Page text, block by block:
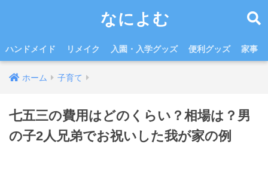
なによむ
ハンドメイド リメイク 入園・入学グッズ 便利グッズ 家事
ホーム 子育て
七五三の費用はどのくらい？相場は？男
の子2人兄弟でお祝いした我が家の例